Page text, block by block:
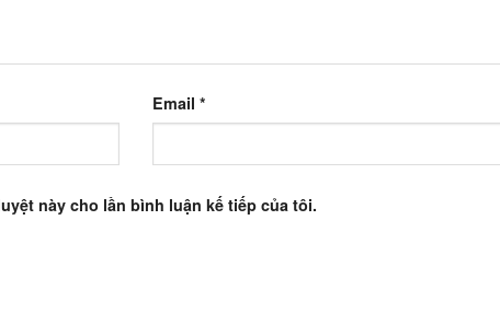
Email *
này cho lần bình luận kế tiếp của tôi.